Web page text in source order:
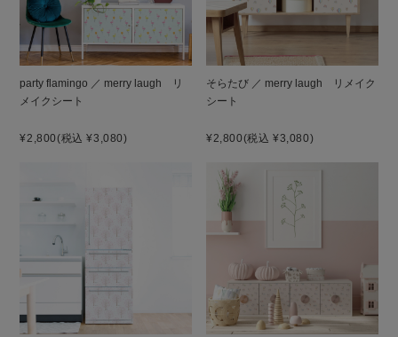
party flamingo ／ merry laugh リ
メイクシート
¥2,800(税込 ¥3,080)
そらたび ／ merry laugh リメイク
シート
¥2,800(税込 ¥3,080)